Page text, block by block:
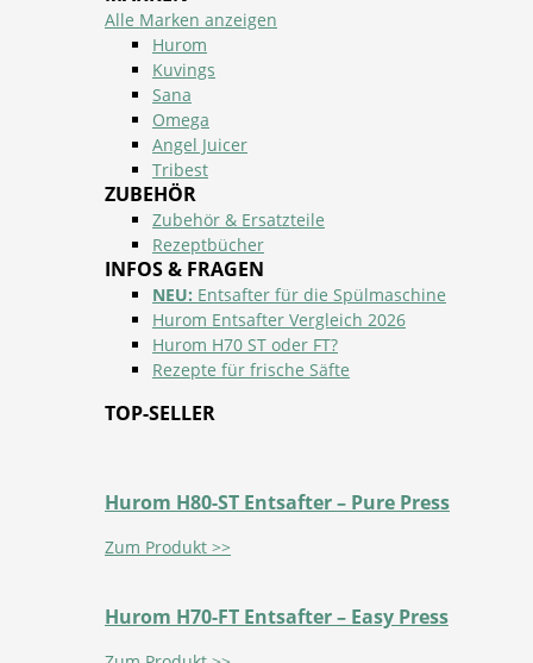
Alle Marken anzeigen
Hurom
Kuvings
Sana
Omega
Angel Juicer
Tribest
ZUBEHÖR
Zubehör & Ersatzteile
Rezeptbücher
INFOS & FRAGEN
NEU: Entsafter für die Spülmaschine
Hurom Entsafter Vergleich 2026
Hurom H70 ST oder FT?
Rezepte für frische Säfte
TOP-SELLER
Hurom H80-ST Entsafter – Pure Press
Zum Produkt >>
Hurom H70-FT Entsafter – Easy Press